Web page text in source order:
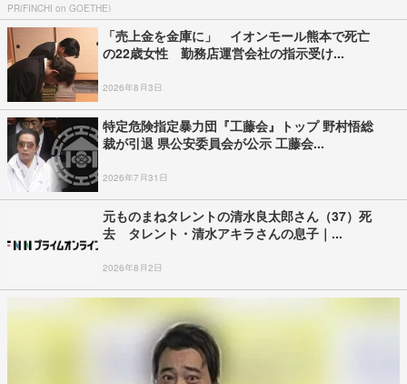
PR(FINCHI on GOETHE)
「売上金を金庫に」 イオンモール熊本で死亡
の22歳女性 勤務店運営会社の指示受け...
2026年8月3日
特定危険指定暴力団『工藤会』トップ 野村悟総
裁が引退 県公安委員会が公示 工藤会...
2026年7月31日
元ものまねタレントの清水良太郎さん（37）死
去 タレント・清水アキラさんの息子｜...
2026年8月2日